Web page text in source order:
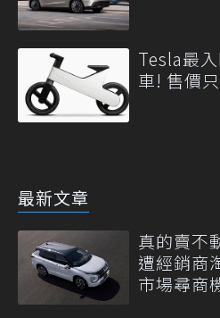
Tesla最
車! 售價
最新文章
真的賣不
遭經銷商
市場尋商